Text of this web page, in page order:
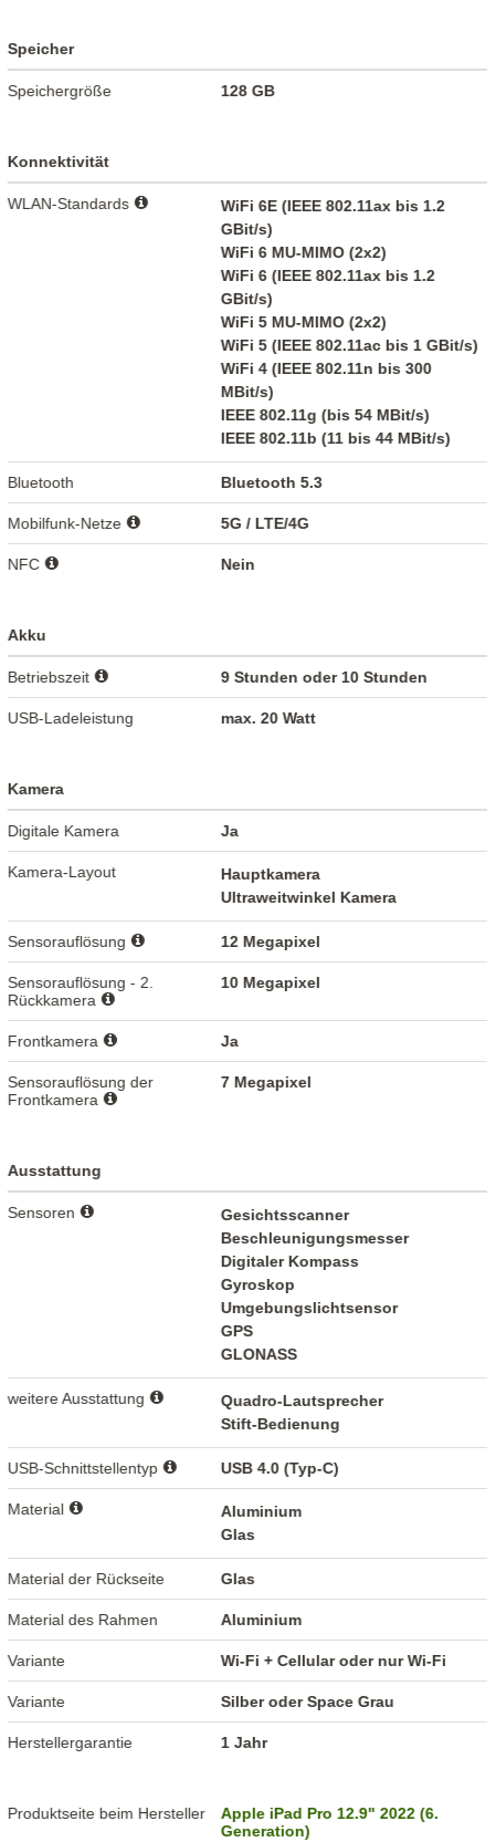
Speicher
Speichergröße 128 GB
Konnektivität
WLAN-Standards
WiFi 6E (IEEE 802.11ax bis 1.2
GBit/s)
WiFi 6 MU-MIMO (2x2)
WiFi 6 (IEEE 802.11ax bis 1.2
GBit/s)
WiFi 5 MU-MIMO (2x2)
WiFi 5 (IEEE 802.11ac bis 1 GBit/s)
WiFi 4 (IEEE 802.11n bis 300
MBit/s)
IEEE 802.11g (bis 54 MBit/s)
IEEE 802.11b (11 bis 44 MBit/s)
Bluetooth Bluetooth 5.3
Mobilfunk-Netze 5G / LTE/4G
NFC Nein
Akku
Betriebszeit 9 Stunden oder 10 Stunden
USB-Ladeleistung max. 20 Watt
Kamera
Digitale Kamera Ja
Kamera-Layout
Hauptkamera
Ultraweitwinkel Kamera
Sensorauflösung 12 Megapixel
Sensorauflösung - 2.
Rückkamera
10 Megapixel
Frontkamera Ja
Sensorauflösung der
Frontkamera
7 Megapixel
Ausstattung
Sensoren
Gesichtsscanner
Beschleunigungsmesser
Digitaler Kompass
Gyroskop
Umgebungslichtsensor
GPS
GLONASS
weitere Ausstattung
Quadro-Lautsprecher
Stift-Bedienung
USB-Schnittstellentyp USB 4.0 (Typ-C)
Material
Aluminium
Glas
Material der Rückseite Glas
Material des Rahmen Aluminium
Variante Wi-Fi + Cellular oder nur Wi-Fi
Variante Silber oder Space Grau
Herstellergarantie 1 Jahr
Produktseite beim Hersteller
Apple iPad Pro 12.9" 2022 (6.
Generation)